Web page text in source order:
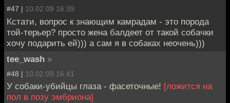
#47 | 10.02.09 16:39
Кстати, вопрос к знающим камрадам - это порода
той-терьер? просто жена балдеет от такой собачки
хочу подарить ей))) а сам я в собаках неочень)))
tee_wash »
#48 | 10.02.09 16:41
У собаки-убийцы глаза - фасеточные! [ложится на
пол в позу эмбриона]